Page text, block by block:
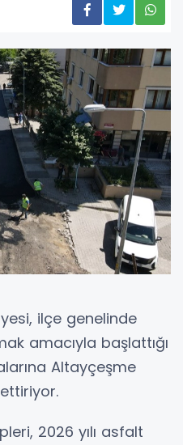
ilçe genelinde
amacıyla başlattığı
Altayçeşme
2026 yılı asfalt